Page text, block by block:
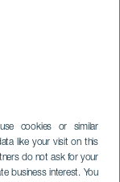
cookies or similar
like your visit on this
do not ask for your
business interest. You